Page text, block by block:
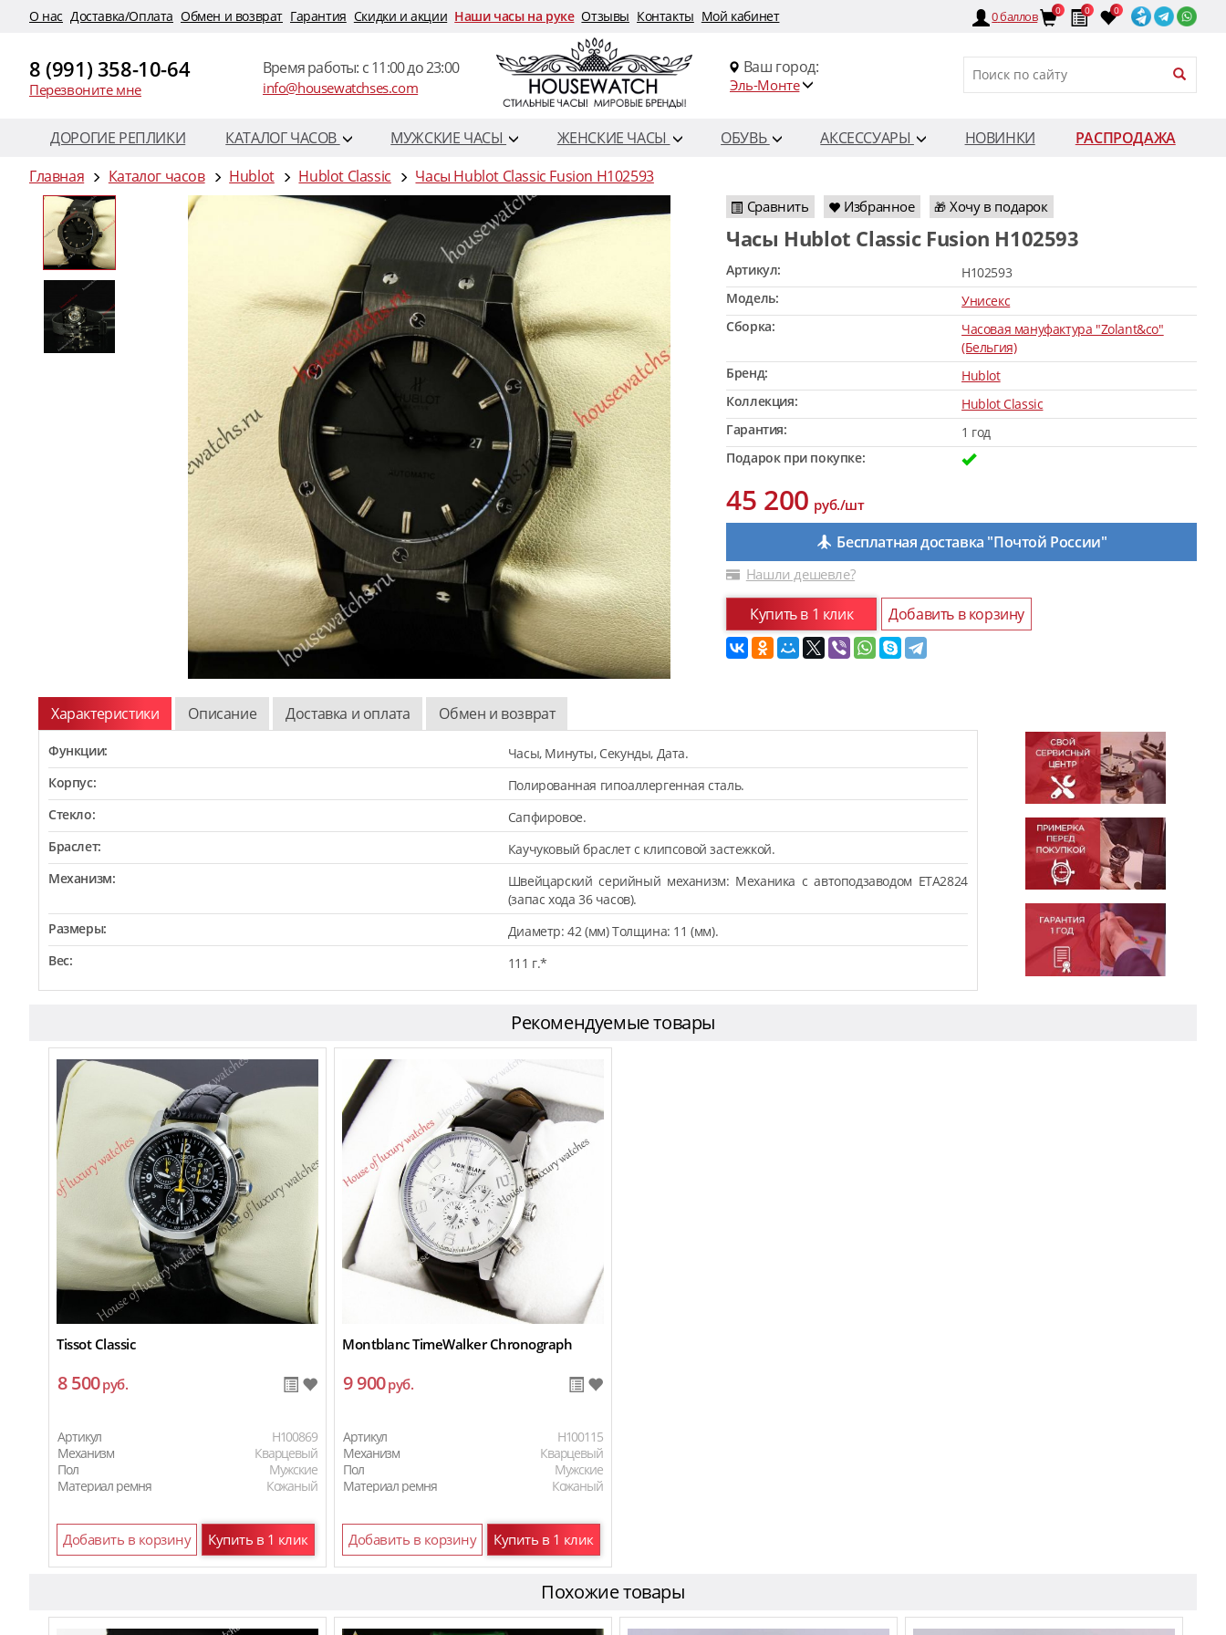
O нас Доставка/Оплата Обмен и возврат Гарантия Скидки и акции Наши часы на руке Отзывы Контакты Мой кабинет 0баллов 0 0 0
8 (991) 358-10-64
Перезвоните мне
Время работы: c 11:00 до 23:00
info@housewatchses.com
Ваш город:
Эль-Монте
ДОРОГИЕ РЕПЛИКИ КАТАЛОГ ЧАСОВ МУЖСКИЕ ЧАСЫ ЖЕНСКИЕ ЧАСЫ ОБУВЬ АКСЕССУАРЫ НОВИНКИ
РАСПРОДАЖА
Главная
Каталог часов Hublot Hublot Classic Часы Hublot Classic Fusion H102593
Сравнить Избранное 🎁 Хочу в подарок
Часы Hublot Classic Fusion H102593
Артикул:
H102593
Модель:
Унисекс
Сборка:
Часовая мануфактура "Zolant&co"
(Бельгия)
Бренд:
Hublot
Коллекция:
Hublot Classic
Гарантия:
1 год
Подарок при покупке:
45 200руб./шт
Бесплатная доставка "Почтой России"
Нашли дешевле?
Купить в 1 клик Добавить в корзину
Характеристики Описание Доставка и оплата Обмен и возврат
Функции:
Часы, Минуты, Секунды, Дата.
Корпус:
Полированная гипоаллергенная сталь.
Стекло:
Сапфировое.
Браслет:
Каучуковый браслет с клипсовой застежкой.
Механизм:
Швейцарский серийный механизм: Механика с автоподзаводом ETA2824
(запас хода 36 часов).
Размеры:
Диаметр: 42 (мм) Толщина: 11 (мм).
Вес:
111 г.*
Рекомендуемые товары
Tissot Classic
8 500руб.
Артикул
H100869
Механизм
Кварцевый
Пол
Мужские
Материал ремня
Кожаный
Добавить в корзину Купить в 1 клик
Montblanc TimeWalker Chronograph
9 900руб.
Артикул
H100115
Механизм
Кварцевый
Пол
Мужские
Материал ремня
Кожаный
Добавить в корзину Купить в 1 клик
Похожие товары